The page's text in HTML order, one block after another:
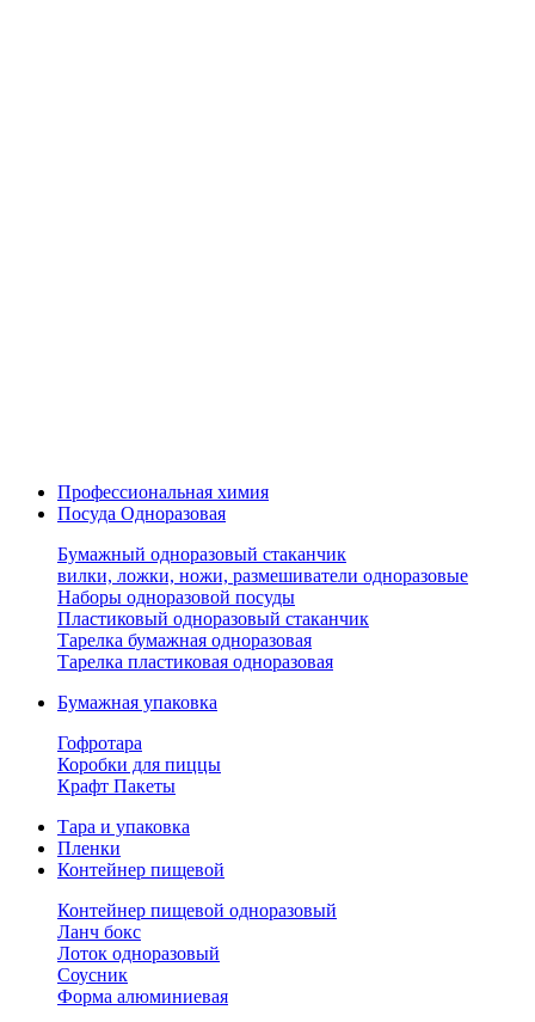
Профессиональная химия
Посуда Одноразовая
Бумажный одноразовый стаканчик
вилки, ложки, ножи, размешиватели одноразовые
Наборы одноразовой посуды
Пластиковый одноразовый стаканчик
Тарелка бумажная одноразовая
Тарелка пластиковая одноразовая
Бумажная упаковка
Гофротара
Коробки для пиццы
Крафт Пакеты
Тара и упаковка
Пленки
Контейнер пищевой
Контейнер пищевой одноразовый
Ланч бокс
Лоток одноразовый
Соусник
Форма алюминиевая